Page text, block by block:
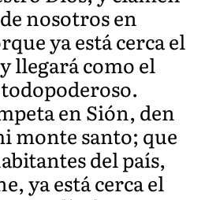
nosotros en
ya está cerca el
llegará como el
en Sión, den
monte santo; que
del país,
ya está cerca el